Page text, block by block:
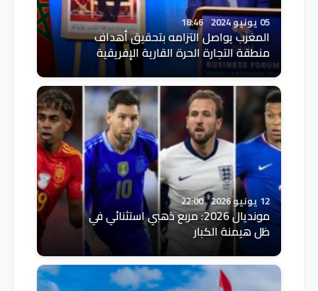
05 يونيو 2024 18:46
المغرب يواصل التزامه بتحقيق أهداف
منطقة التجارة الحرة القارية الإفريقية
12 يونيو 2026 22:00
مونديال 2026: مربع ذهبي استثنائي في
ظل هيمنة الكبار